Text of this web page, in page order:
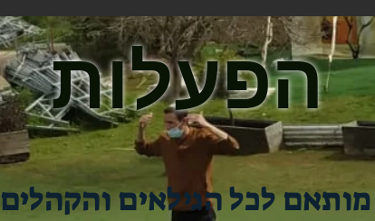
הפעלות
מותאם לכל הגילאים והקהלים